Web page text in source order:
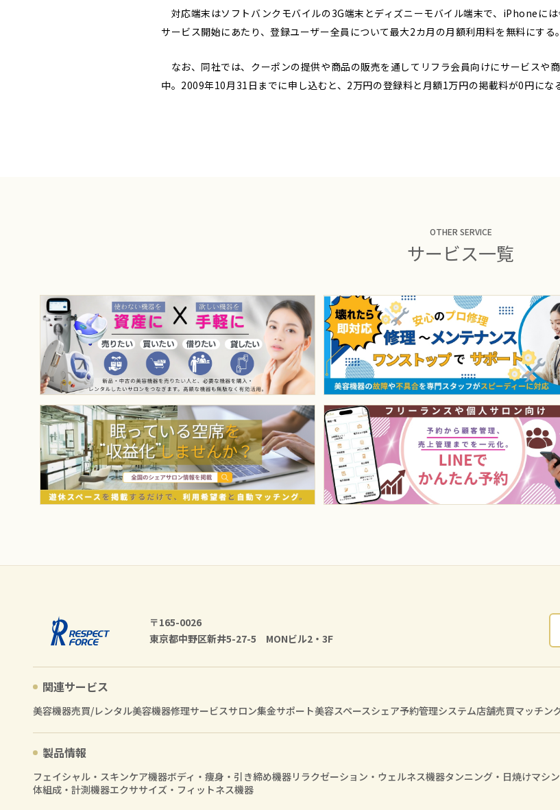
対応端末はソフトバンクモバイルの3G端末とディズニーモバイル端末で、iPhoneには
サービス開始にあたり、登録ユーザー全員について最大2カ月の月額利用料を無料にする。
なお、同社では、クーポンの提供や商品の販売を通してリフラ会員向けにサービスや
中。2009年10月31日までに申し込むと、2万円の登録料と月額1万円の掲載料が0円にな
OTHER SERVICE
サービス一覧
〒165-0026
東京都中野区新井5-27-5 MONビル2・3F
関連サービス
美容機器売買/レンタル美容機器修理サービスサロン集金サポート美容スペースシェア予約管理システム店舗売買マッチン
製品情報
フェイシャル・スキンケア機器ボディ・痩身・引き締め機器リラクゼーション・ウェルネス機器タンニング・日焼けマシン
体組成・計測機器エクササイズ・フィットネス機器